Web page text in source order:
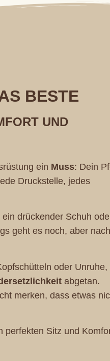
BESTE
UND L
ein Muss: Dein
Druckstelle, jedes
drückender Schuh
geht es noch, aber nach
oder Unruhe,
abgetan.
merken, dass etwas
perfekten Sitz und